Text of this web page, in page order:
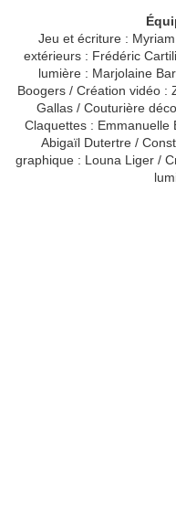
Jeu et écriture :
extérieurs : Frédéric
lumière : Marjolaine
Boogers / Création vidéo :
Gallas / Couturière
Claquettes : Emmanuelle
Abigaïl Dutertre /
graphique : Louna Liger /